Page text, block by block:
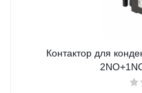
Контактор для